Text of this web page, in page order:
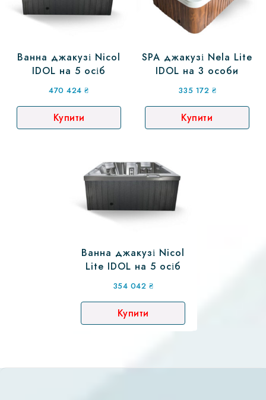
Ванна джакузі Nicol
IDOL на 5 осіб
470 424₴
Купити
SPA джакузі Nela Lite
IDOL на 3 особи
335 172 ₴
Купити
Ванна джакузі Nicol
Lite IDOL на 5 осіб
354 042 ₴
Купити